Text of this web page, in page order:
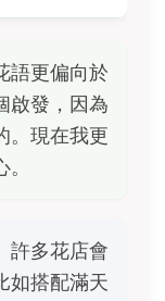
語更偏向於
啟發，因為
。現在我更
許多花店會
如搭配滿天